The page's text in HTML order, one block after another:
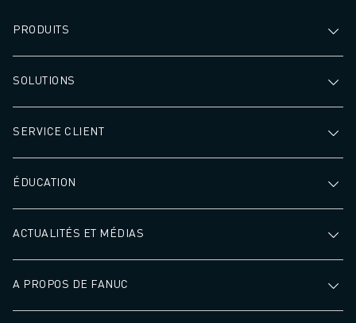
PRODUITS
SOLUTIONS
SERVICE CLIENT
ÉDUCATION
ACTUALITÉS ET MÉDIAS
A PROPOS DE FANUC